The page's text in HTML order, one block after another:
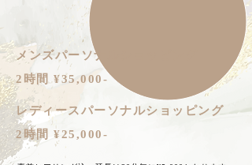
メンズパーソナルショッピング
2時間 ¥35,000-
レディースパーソナルショッピング
2時間 ¥25,000-